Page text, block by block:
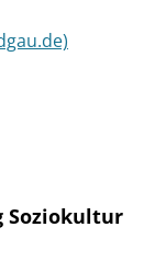
Soziokultur